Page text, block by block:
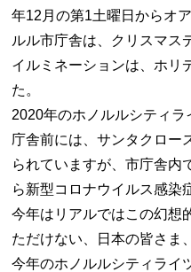
年12月の第1土曜日からオ
ルル市庁舎は、クリスマス
イルミネーションは、ホリ
た。
2020年のホノルルシティ
庁舎前には、サンタクロー
られていますが、市庁舎内
ら新型コロナウイルス感染
今年はリアルではこの幻想
ただけない、日本の皆さま
今年のホノルルシティライ